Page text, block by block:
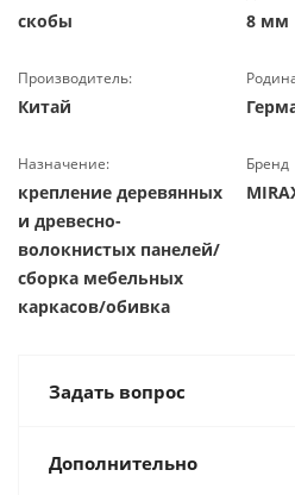
скобы 8 мм
Производитель:
Китай
Назначение:
крепление деревянных
и древесно-
волокнистых панелей/
сборка мебельных
каркасов/обивка
Бренд
Задать вопрос
Дополнительно